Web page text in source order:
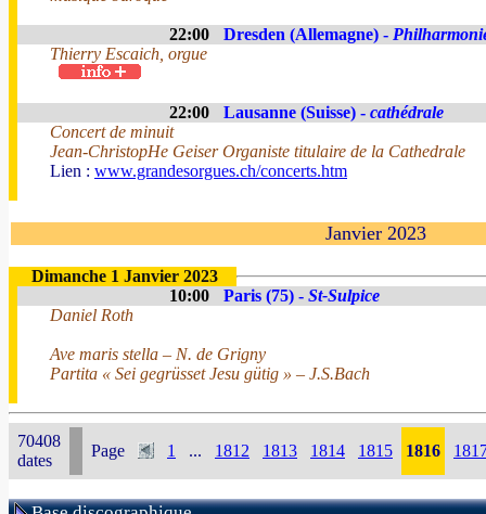
22:00 Dresden (Allemagne) -
Thierry Escaich, orgue
22:00 Lausanne (Suisse) - cathédrale
Concert de minuit
Jean-ChristopHe Geiser Organiste titulaire de la Cathedrale
Lien : www.grandesorgues.ch/concerts.htm
Janvier 2023
Dimanche 1 Janvier 2023
10:00
Paris (75) - St-Sulpice
Daniel Roth
Ave maris stella – N. de Grigny
Partita « Sei gegrüsset Jesu gütig » – J.S.Bach
70408
dates
Page 1 ... 1812 1813 1814 1815 1816